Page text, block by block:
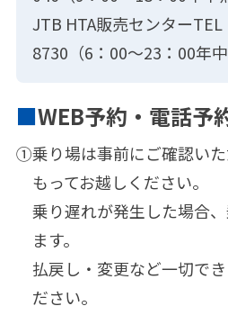
JTB HTA販売センター
8730（6：00～23：00年中
WEB予約・電話予
①乗り場は事前にご確認い
もってお越しください。
乗り遅れが発生した場合
ます。
払戻し・変更など一切で
ださい。